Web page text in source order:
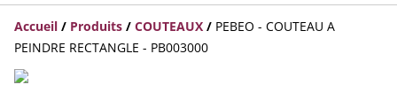
Accueil / Produits / COUTEAUX / PEBEO - COUTEAU A
PEINDRE RECTANGLE - PB003000